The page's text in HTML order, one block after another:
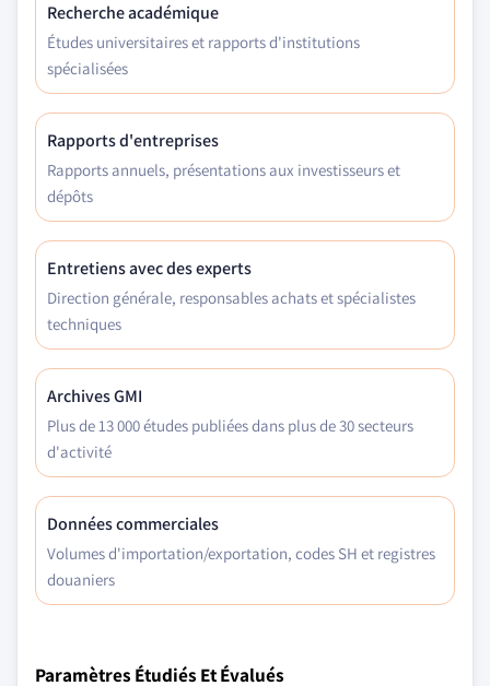
Recherche académique
Études universitaires et rapports d'institutions
spécialisées
Rapports d'entreprises
Rapports annuels, présentations aux investisseurs et
dépôts
Entretiens avec des experts
Direction générale, responsables achats et spécialistes
techniques
Archives GMI
Plus de 13 000 études publiées dans plus de 30 secteurs
d'activité
Données commerciales
Volumes d'importation/exportation, codes SH et registres
douaniers
Paramètres Étudiés Et Évalués